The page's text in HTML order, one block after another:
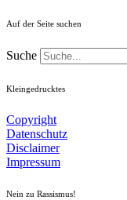
Auf der Seite suchen
Suche
Kleingedrucktes
Copyright
Datenschutz
Disclaimer
Impressum
Nein zu Rassismus!